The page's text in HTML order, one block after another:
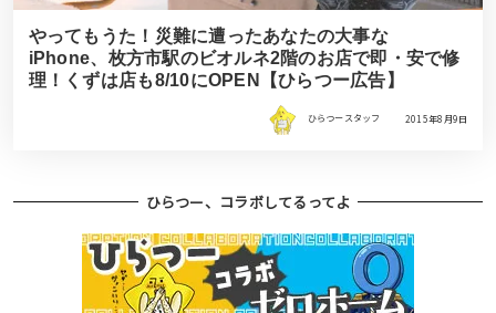
やってもうた！災難に遭ったあなたの大事な
iPhone、枚方市駅のビオルネ2階のお店で即・安で修
理！くずは店も8/10にOPEN【ひらつー広告】
ひらつースタッフ 2015年8月9日
ひらつー、コラボしてるってよ